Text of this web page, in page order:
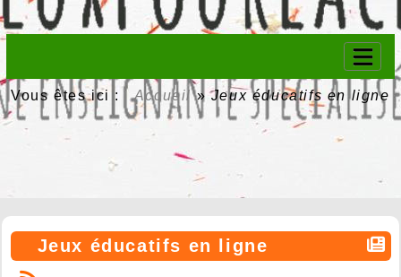
Vous êtes ici :Accueil»Jeux éducatifs en ligne
Jeux éducatifs en ligne